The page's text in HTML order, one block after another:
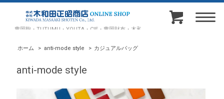
豊岡鞄・TUTUMU・YOUTA・CIE・豊岡財布・木和田正昭商店オンラインショップ
ホーム > anti-mode style > カジュアルバッグ
anti-mode style